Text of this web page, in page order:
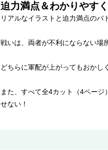
迫力満点＆わかりやす
リアルなイラストと迫力満点のバ
戦いは、両者が不利にならない場
どちらに軍配が上がってもおかし
また、すべて全4カット（4ペー
せない！